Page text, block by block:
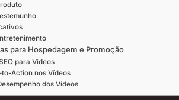
para Hospedagem e Promoção
para Vídeos
to-Action nos Vídeos
dos Vídeos